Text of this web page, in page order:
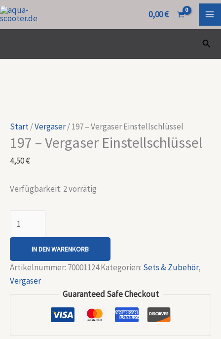
Zum
Inhalt
springen
0,00€
Start/Vergaser/ 197 – Vergaser Einstellschlüssel
197 – Vergaser Einstellschlüssel
4,50€
Verfügbarkeit: 2 vorrätig
197
-
Vergaser
Menge
IN DEN WARENKORB
Artikelnummer: 70001124Kategorien: Sets & Zubehör,
Vergaser
Guaranteed Safe Checkout